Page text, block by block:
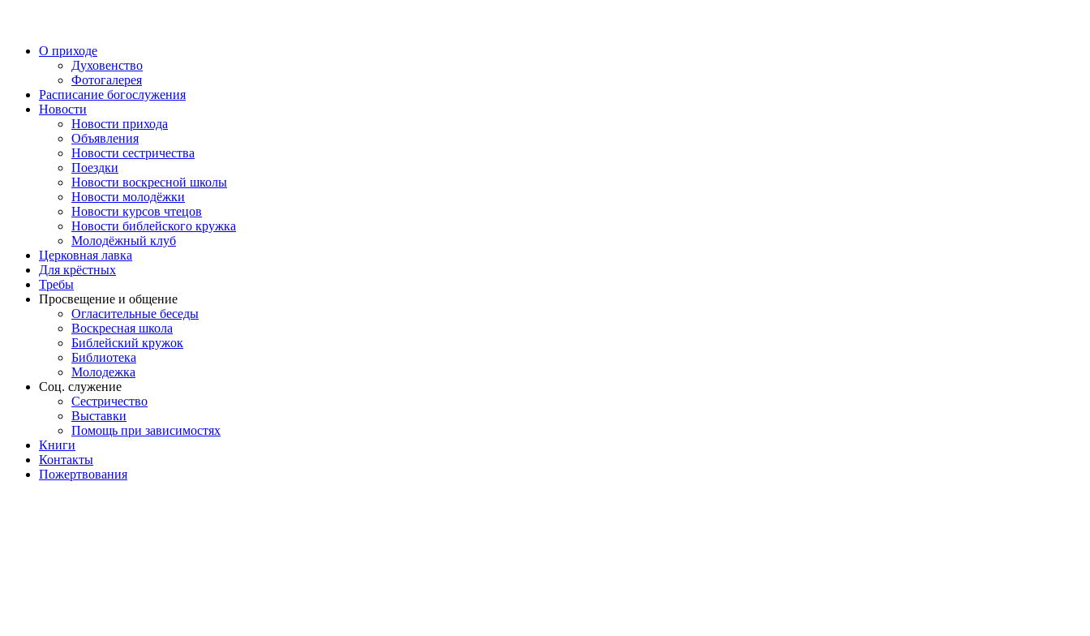
О приходе
Духовенство
Фотогалерея
Расписание богослужения
Новости
Новости прихода
Объявления
Новости сестричества
Поездки
Новости воскресной школы
Новости молодёжки
Новости курсов чтецов
Новости библейского кружка
Молодёжный клуб
Церковная лавка
Для крёстных
Требы
Просвещение и общение
Огласительные беседы
Воскресная школа
Библейский кружок
Библиотека
Молодежка
Соц. служение
Сестричество
Выставки
Помощь при зависимостях
Книги
Контакты
Пожертвования